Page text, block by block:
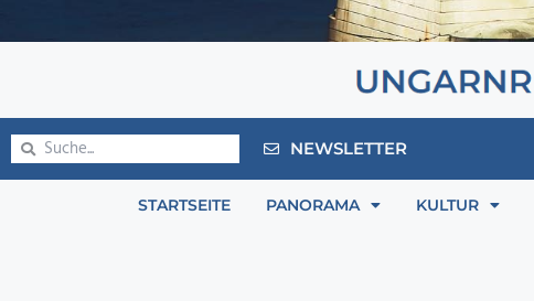
NEWSLETTER
STARTSEITE PANORAMA KULTUR